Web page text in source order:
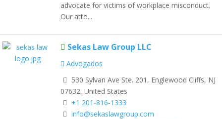
advocate for victims of workplace misconduct.
Our atto...
Sekas Law Group LLC
Advogados
530 Sylvan Ave Ste. 201, Englewood Cliffs, NJ
07632, United States
+1 201-816-1333
info@sekaslawgroup.com